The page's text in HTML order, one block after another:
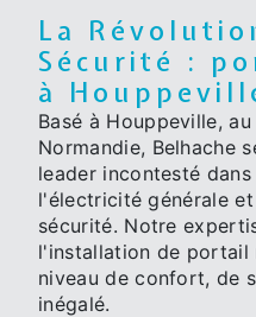
La
Sécurité :
à
Basé à Houppeville,
Normandie, Belhache
leader incontesté
l'électricité générale
sécurité. Notre
l'installation de portail
niveau de confort, de
inégalé.